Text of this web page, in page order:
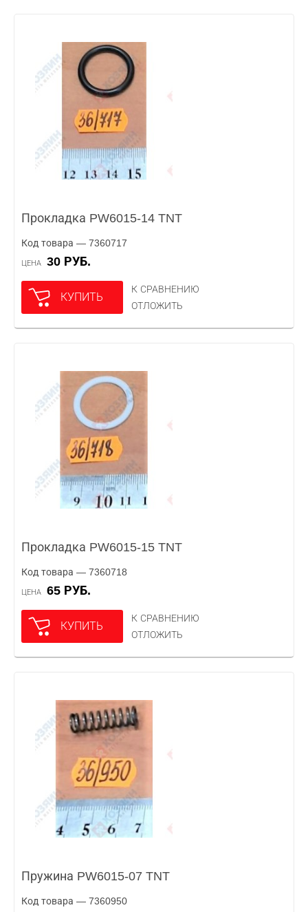
Прокладка PW6015-14 TNT
Код товара — 7360717
ЦЕНА 30 РУБ.
КУПИТЬ
К СРАВНЕНИЮ
ОТЛОЖИТЬ
Прокладка PW6015-15 TNT
Код товара — 7360718
ЦЕНА 65 РУБ.
КУПИТЬ
К СРАВНЕНИЮ
ОТЛОЖИТЬ
Пружина PW6015-07 TNT
Код товара — 7360950